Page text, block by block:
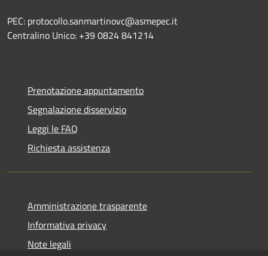
PEC: protocollo.sanmartinovc@asmepec.it
Centralino Unico: +39 0824 841214
Prenotazione appuntamento
Segnalazione disservizio
Leggi le FAQ
Richiesta assistenza
Amministrazione trasparente
Informativa privacy
Note legali